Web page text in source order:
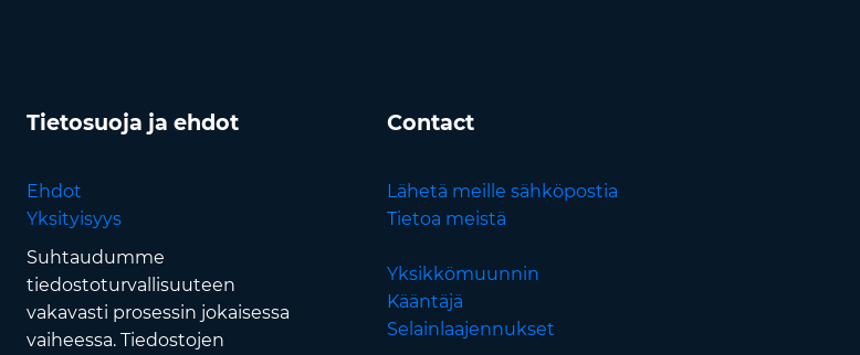
Tietosuoja ja ehdot
Ehdot
Yksityisyys
Suhtaudumme
tiedostoturvallisuuteen
vakavasti prosessin jokaisessa
vaiheessa. Tiedostojen
Contact
Lähetä meille sähköpostia
Tietoa meistä
Yksikkömuunnin
Kääntäjä
Selainlaajennukset